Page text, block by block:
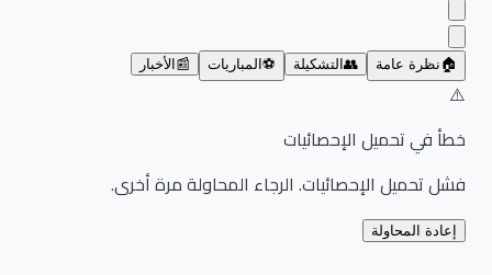
نظرة عامة 👥 التشكيلة ⚽ المباريات 📰 الأخبار
خطأ في تحميل الإحصائيات
فشل تحميل الإحصائيات. الرجاء المحاولة مرة أخرى.
إعادة المحاولة